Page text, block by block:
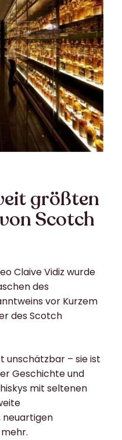
größten
Scotch
Claive Vidiz wurde
des
vor Kurzem
des Scotch
unschätzbar – sie ist
Geschichte und
mit seltenen
neuartigen